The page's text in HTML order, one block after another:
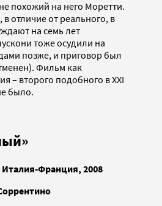
похожий на него Моретти.
отличие от реального, в
на семь лет
тоже осудили на
позже, и приговор был
Фильм как
– второго подобного в XXI
было.
Франция, 2008